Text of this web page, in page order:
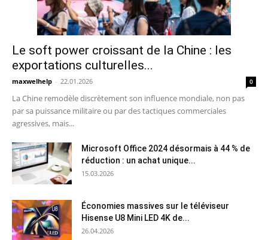
Le soft power croissant de la Chine : les
exportations culturelles...
maxwelhelp - 22.01.2026 0
La Chine remodèle discrètement son influence mondiale, non pas
par sa puissance militaire ou par des tactiques commerciales
agressives, mais...
Microsoft Office 2024 désormais à 44 % de
réduction : un achat unique...
15.03.2026
Économies massives sur le téléviseur
Hisense U8 Mini LED 4K de...
26.04.2026